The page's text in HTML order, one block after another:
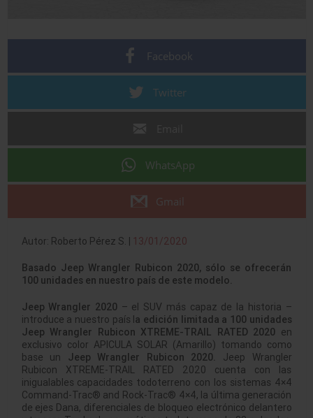
Facebook
Twitter
WhatsApp
Gmail
Autor: Roberto Pérez S. | 13/01/2020
Basado Jeep Wrangler Rubicon 2020, sólo se ofrecerán
100 unidades en nuestro país de este modelo.
Jeep Wrangler 2020 – el SUV más capaz de la historia –
introduce a nuestro país la edición limitada a 100 unidades
Jeep Wrangler Rubicon XTREME-TRAIL RATED 2020 en
exclusivo color APICULA SOLAR (Amarillo) tomando como
base un Jeep Wrangler Rubicon 2020. Jeep Wrangler
Rubicon XTREME-TRAIL RATED 2020 cuenta con las
inigualables capacidades todoterreno con los sistemas 4×4
Command-Trac® and Rock-Trac® 4×4, la última generación
de ejes Dana, diferenciales de bloqueo electrónico delantero